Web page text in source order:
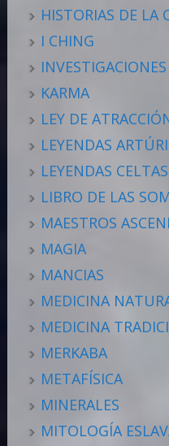
HISTORIAS DE LA
I CHING
KARMA
LEY DE
LEYENDAS
LEYENDAS CELTAS
LIBRO DE LAS
MAESTROS
MAGIA
MANCIAS
MEDICINA
MEDICINA
MERKABA
METAFÍSICA
MINERALES
MITOLOGÍA